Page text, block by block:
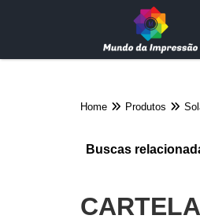
Home Produtos
Buscas